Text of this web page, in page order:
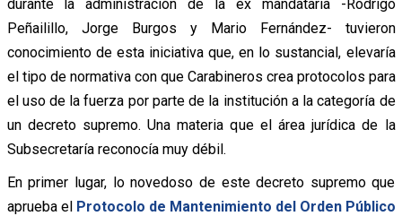
durante la administración de la ex mandataria -Rodrigo
Peñailillo, Jorge Burgos y Mario Fernández- tuvieron
conocimiento de esta iniciativa que, en lo sustancial, elevaría
el tipo de normativa con que Carabineros crea protocolos para
el uso de la fuerza por parte de la institución a la categoría de
un decreto supremo. Una materia que el área jurídica de la
Subsecretaría reconocía muy débil.
En primer lugar, lo novedoso de este decreto supremo que
aprueba el Protocolo de Mantenimiento del Orden Público